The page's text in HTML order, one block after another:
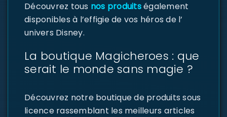
Découvrez tous nos produitségalement
disponibles à l’effigie de vos héros de l’
univers Disney.
La boutique Magicheroes : que
serait le monde sans magie ?
Découvrez notre boutique de produits sous
licence rassemblant les meilleurs articles